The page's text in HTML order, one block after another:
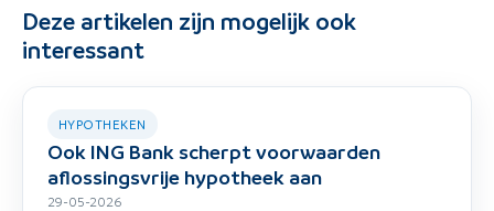
Deze artikelen zijn mogelijk ook
interessant
HYPOTHEKEN
Ook ING Bank scherpt voorwaarden
aflossingsvrije hypotheek aan
29-05-2026